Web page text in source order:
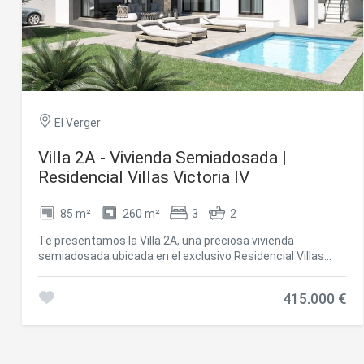
El Verger
Villa 2A - Vivienda Semiadosada |
Residencial Villas Victoria IV
85 m² 260 m² 3 2
Te presentamos la Villa 2A, una preciosa vivienda
semiadosada ubicada en el exclusivo Residencial Villas
proyecto combina confort, funcionalidad y diseño moderno
415.000 €